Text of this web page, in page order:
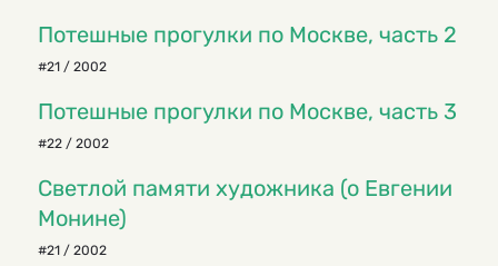
Потешные прогулки по Москве, часть 2
#21 / 2002
Потешные прогулки по Москве, часть 3
#22 / 2002
Светлой памяти художника (о Евгении
Монине)
#21 / 2002